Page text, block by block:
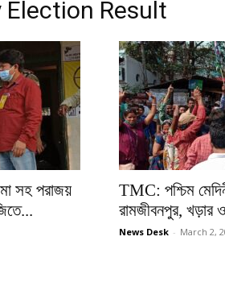
Result
সহ পরাজয়
TMC: পশ্চিম
রামজীবনপুর, খড়ার
News Desk - March 2,